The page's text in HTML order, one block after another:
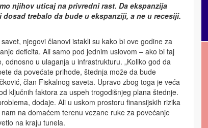
njihov uticaj na privredni rast. Da ekspanzija
trebalo da bude u ekspanziji, a ne u recesiji.
njegovi članovi istakli su kako bi ove godine za
deficita. Ali samo pod jednim uslovom – ako bi taj
odnosno u ulaganja u infrastrukturu. „Koliko god da
da povećate prihode, štednja može da bude
član Fiskalnog saveta. Upravo zbog toga je veća
ključnih faktora za uspeh trogodišnjeg plana štednje.
dodaje. Ali u uskom prostoru finansijskih rizika
na domaćem terenu vezane ruke za povećanje
na kraju tunela.